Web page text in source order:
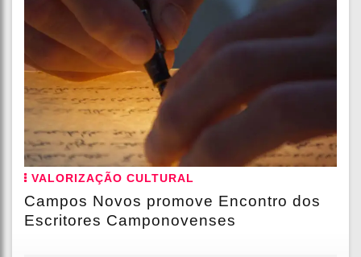
VALORIZAÇÃO CULTURAL
Campos Novos promove Encontro dos
Escritores Camponovenses